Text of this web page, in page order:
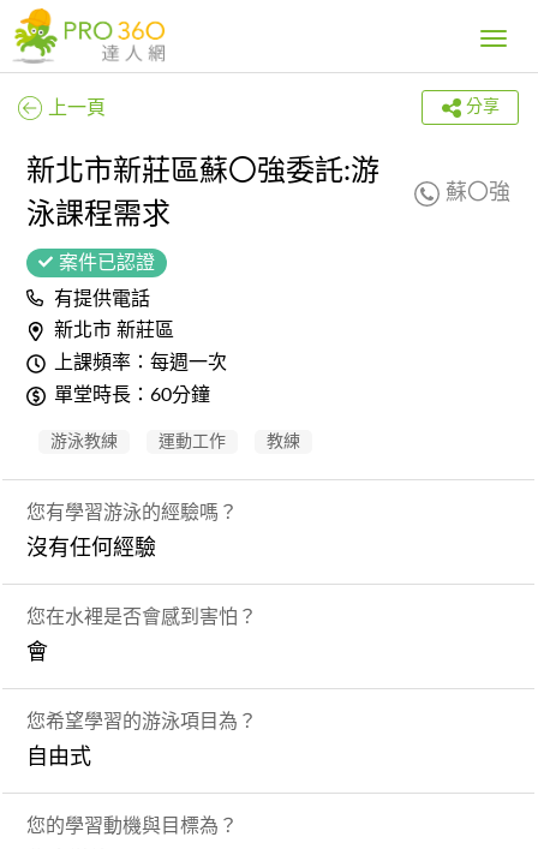
Toggle
上一頁 分享
新北市新莊區蘇〇強委託:游
泳課程需求
蘇〇強
案件已認證
有提供電話
新北市 新莊區
上課頻率：每週一次
單堂時長：60分鐘
游泳教練 運動工作 教練
您有學習游泳的經驗嗎？
沒有任何經驗
您在水裡是否會感到害怕？
會
您希望學習的游泳項目為？
自由式
您的學習動機與目標為？